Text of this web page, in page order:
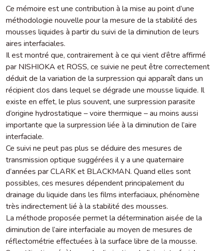
Ce mémoire est une contribution à la mise au point d’une
méthodologie nouvelle pour la mesure de la stabilité des
mousses liquides à partir du suivi de la diminution de leurs
aires interfaciales.
Il est montré que, contrairement à ce qui vient d’être affirmé
par NISHIOKA et ROSS, ce suivie ne peut être correctement
déduit de la variation de la surpression qui apparaît dans un
récipient clos dans lequel se dégrade une mousse liquide. Il
existe en effet, le plus souvent, une surpression parasite
d’origine hydrostatique – voire thermique – au moins aussi
importante que la surpression liée à la diminution de l’aire
interfaciale.
Ce suivi ne peut pas plus se déduire des mesures de
transmission optique suggérées il y a une quaternaire
d’années par CLARK et BLACKMAN. Quand elles sont
possibles, ces mesures dépendent principalement du
drainage du liquide dans les films interfaciaux, phénomène
très indirectement lié à la stabilité des mousses.
La méthode proposée permet la détermination aisée de la
diminution de l’aire interfaciale au moyen de mesures de
réflectométrie effectuées à la surface libre de la mousse.